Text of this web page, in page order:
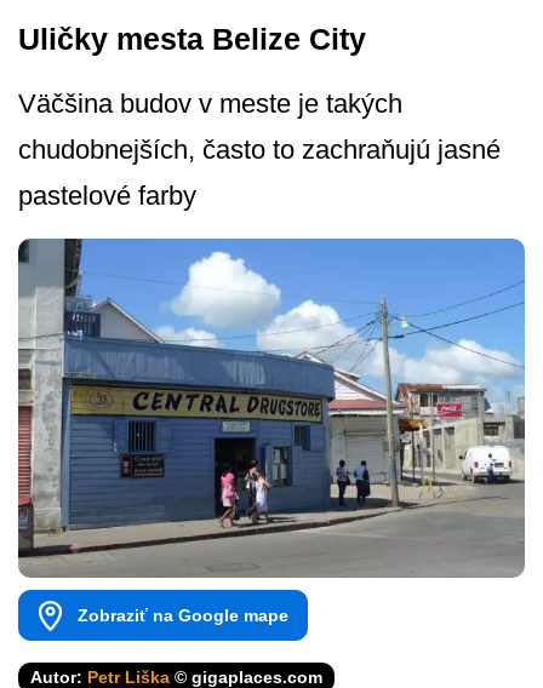
Uličky mesta Belize City
Väčšina budov v meste je takých
chudobnejších, často to zachraňujú jasné
pastelové farby
Zobraziť na Google mape
Autor: Petr Liška © gigaplaces.com